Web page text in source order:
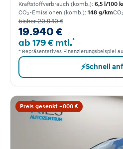
Kraftstoffverbrauch (komb.): 6,5 l/100
CO₂-Emissionen (komb.): 148 g/km
bisher 20.940 €
19.940 €
ab 179 € mtl.*
* Repräsentatives Finanzierungsbeispiel
⚡Schnell
Preis gesenkt −800 €